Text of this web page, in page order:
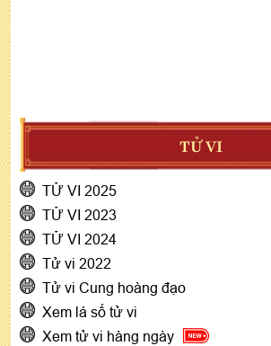
TỬ VI
TỬ VI 2025
TỬ VI 2023
TỬ VI 2024
Tử vi 2022
Tử vi Cung hoàng đạo
Xem lá số tử vi
Xem tử vi hàng ngày